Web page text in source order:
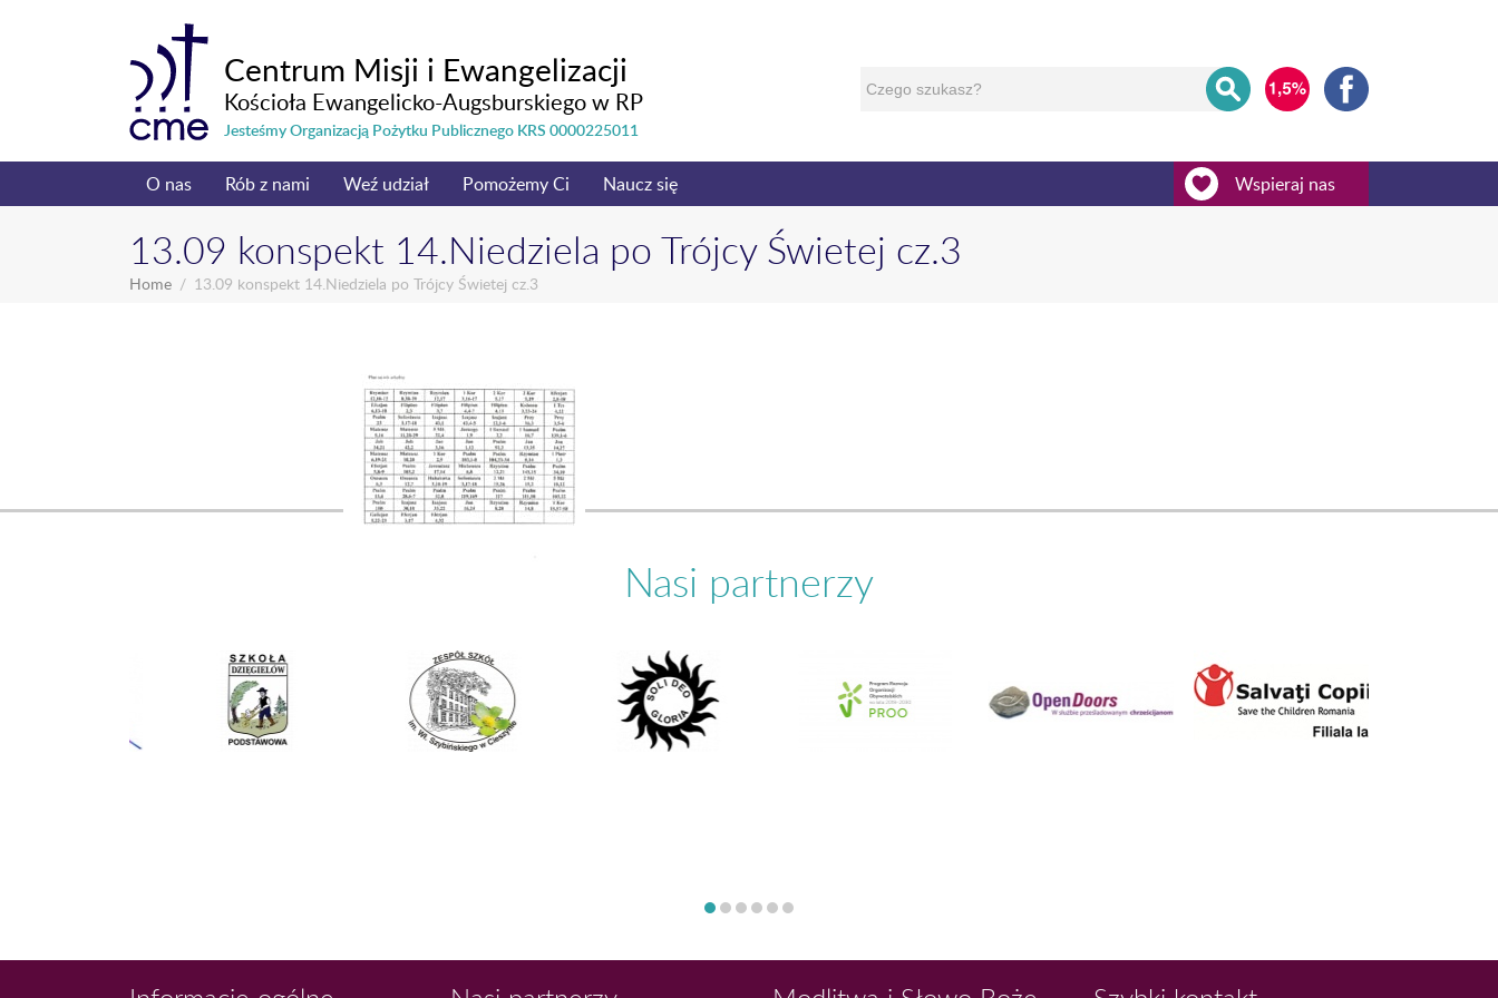
Centrum Misji i Ewangelizacji
Kościoła Ewangelicko-Augsburskiego w RP
Jesteśmy Organizacją Pożytku Publicznego KRS 0000225011
O nas Rób z nami Weź udział Pomożemy Ci Naucz się Wspieraj nas
13.09 konspekt 14.Niedziela po Trójcy Świetej cz.3
Home 13.09 konspekt 14.Niedziela po Trójcy Świetej cz.3
Nasi partnerzy